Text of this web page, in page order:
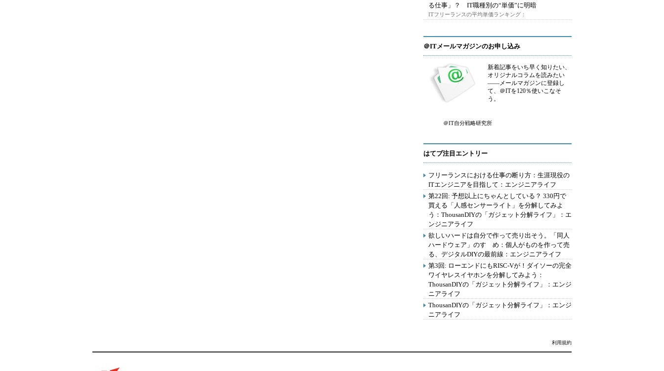
る仕事」？ IT職種別の“単価”に明暗
ITフリーランスの平均単価ランキング：
＠ITメールマガジンのお申し込み
新着記事をいち早く知りたい、
オリジナルコラムを読みたい
――メールマガジンに登録し
て、＠ITを120％使いこなそ
う。
＠IT自分戦略研究所
はてブ注目エントリー
フリーランスにおける仕事の断り方：生涯現役の
ITエンジニアを目指して：エンジニアライフ
第22回: 予想以上にちゃんとしている？ 330円で
買える「人感センサーライト」を分解してみよ
う：ThousanDIYの「ガジェット分解ライフ」：エ
ンジニアライフ
欲しいハードは自分で作って売り出そう。「同人
ハードウェア」のすゝめ：個人がものを作って売
る、デジタルDIYの最前線：エンジニアライフ
第3回: ローエンドにもRISC-Vが！ダイソーの完全
ワイヤレスイヤホンを分解してみよう：
ThousanDIYの「ガジェット分解ライフ」：エンジ
ニアライフ
ThousanDIYの「ガジェット分解ライフ」：エンジ
ニアライフ
利用規約